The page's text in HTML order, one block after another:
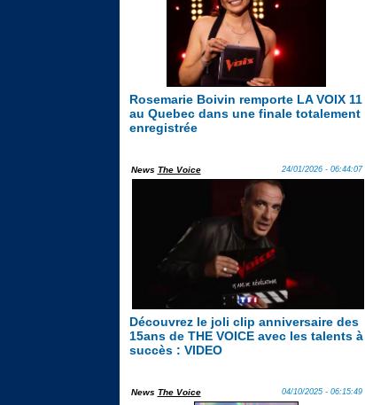
Rosemarie Boivin remporte LA VOIX 11
au Quebec dans une finale totalement
enregistrée
News The Voice 24/01/2026 - 06:44:07
Découvrez le joli clip anniversaire des
15ans de THE VOICE avec les talents à
succès : VIDEO
News The Voice 04/10/2025 - 06:15:49